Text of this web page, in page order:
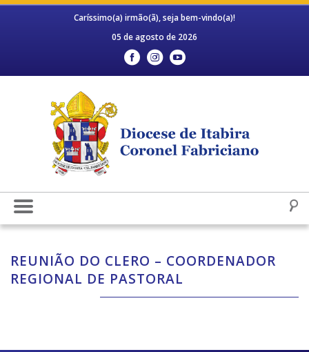
Caríssimo(a) irmão(ã), seja bem-vindo(a)!
05 de agosto de 2026
REUNIÃO DO CLERO – COORDENADOR
REGIONAL DE PASTORAL